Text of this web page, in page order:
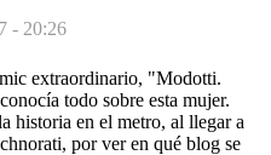
- 20:26
extraordinario, "Modotti.
todo sobre esta mujer.
historia en el metro, al llegar a
por ver en qué blog se